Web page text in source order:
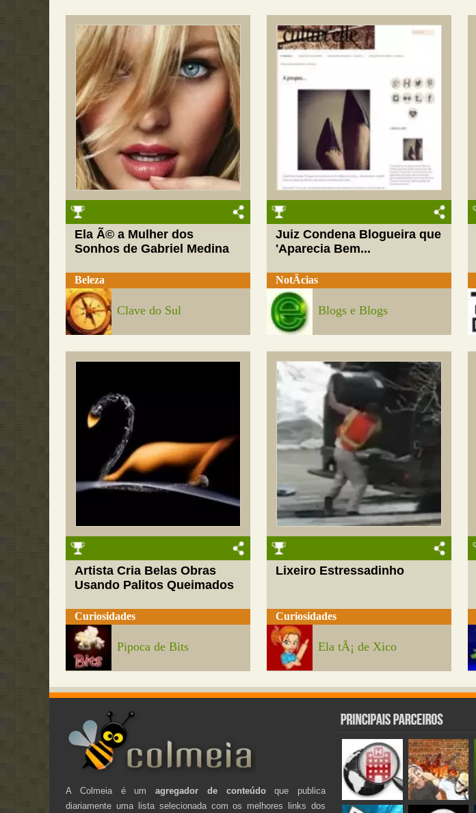
Ela Ã© a Mulher dos
Sonhos de Gabriel Medina
Beleza
Clave do Sul
Juiz Condena Blogueira que
'Aparecia Bem...
NotÃ­cias
Blogs e Blogs
Artista Cria Belas Obras
Usando Palitos Queimados
Curiosidades
Pipoca de Bits
Lixeiro Estressadinho
Curiosidades
Ela tÃ¡ de Xico
A Colmeia é umagregador de conteúdoque publica
diariamente uma lista selecionada com os melhores links dos